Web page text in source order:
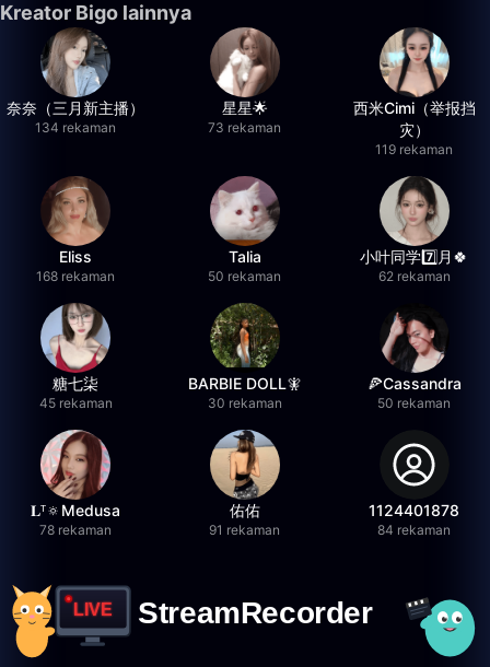
Kreator Bigo lainnya
奈奈（三月新主播）
134 rekaman
星星🌟
73 rekaman
西米Cimi（举报挡
灾）
119 rekaman
Eliss
168 rekaman
Talia
50 rekaman
小叶同学7️⃣月🍀
62 rekaman
糖七柒
45 rekaman
BARBIE DOLL🧚
30 rekaman
🍕Cassandra
50 rekaman
𝐋ᵀ🔅Medusa
78 rekaman
佑佑
91 rekaman
1124401878
84 rekaman